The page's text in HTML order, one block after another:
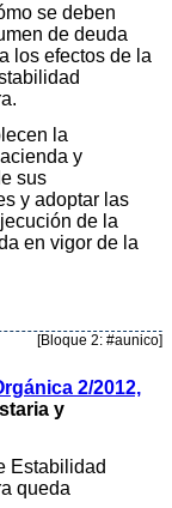
se deben
de deuda
los efectos de la
la
y
sus
y adoptar las
de la
en vigor de la
[Bloque 2: #aunico]
2/2012,
y
Estabilidad
queda